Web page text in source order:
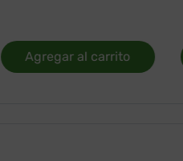
Agregar al carrito